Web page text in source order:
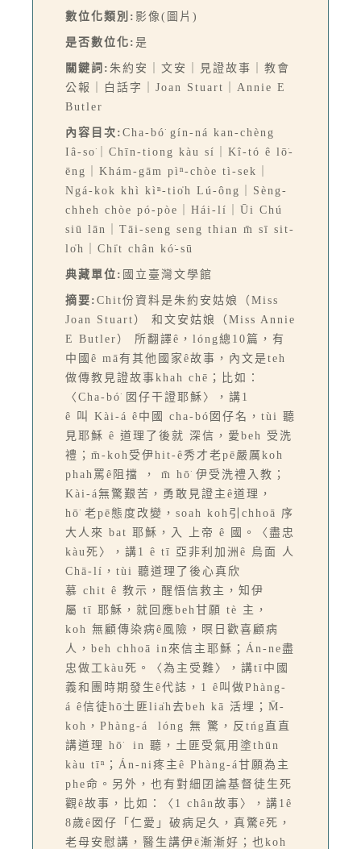
數位化類別: 影像(圖片)
是否數位化: 是
關鍵詞: 朱約安｜文安｜見證故事｜教會
公報｜白話字｜Joan Stuart｜Annie E
Butler
內容目次: Cha-bó͘ gín-ná kan-chèng
Iâ-so͘｜Chīn-tiong kàu sí｜Kî-tó ê lō͘-
ēng｜Khám-gām pìⁿ-chòe tì-sek｜
Ngá-kok khì kìⁿ-tio̍h Lú-ông｜Sèng-
chheh chòe pó-pòe｜Hái-lí｜Ūi Chú
siū lān｜Tāi-seng seng thian m̄ sī sit-
lo̍h｜Chi̍t chân kó͘-sū
典藏單位: 國立臺灣文學館
摘要: Chit份資料是朱約安姑娘（Miss
Joan Stuart） 和文安姑娘（Miss Annie
E Butler） 所翻譯ê，lóng總10篇，有
中國ê mā有其他國家ê故事，內文是teh
做傳教見證故事khah chē；比如：
〈Cha-bó͘ 囡仔干證耶穌〉，講1
ê 叫 Kài-á ê中國 cha-bó͘囡仔名，tùi 聽
見耶穌 ê 道理了後就 深信，愛beh 受洗
禮；m̄-koh受伊hit-ê秀才老pē嚴厲koh
phah罵ê阻擋 ， m̄ hō͘ 伊受洗禮入教；
Kài-á無驚艱苦，勇敢見證主ê道理，
hō͘ 老pē態度改變，soah koh引chhoā 序
大人來 bat 耶穌，入 上帝 ê 國。〈盡忠
kàu死〉，講1 ê tī 亞非利加洲ê 烏面 人
Chā-lí，tùi 聽道理了後心真欣
慕 chit ê 教示，醒悟信救主，知伊
屬 tī 耶穌，就回應beh甘願 tè 主，
koh 無顧傳染病ê風險，暝日歡喜顧病
人，beh chhoā in來信主耶穌；Án-ne盡
忠做工kàu死。〈為主受難〉，講tī中國
義和團時期發生ê代誌，1 ê叫做Phàng-
á ê信徒hō͘土匪lia̍h去beh kā 活埋；M̄-
koh，Phàng-á lóng 無 驚，反tńg直直
講道理 hō͘ in 聽，土匪受氣用塗thūn
kàu tīⁿ；Án-ni疼主ê Phàng-á甘願為主
phe命。另外，也有對細囝論基督徒生死
觀ê故事，比如：〈1 chân故事〉，講1ê
8歲ê囡仔「仁愛」破病足久，真驚ē死，
老母安慰講，醫生講伊ē漸漸好；也koh